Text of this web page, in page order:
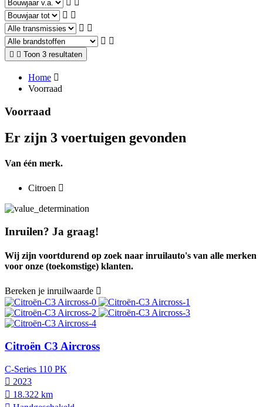
Toon 3 resultaten
Home
Voorraad
Voorraad
Er zijn 3 voertuigen gevonden
Van één merk.
Citroen
Inruilen? Ja graag!
Wij zijn voortdurend op zoek naar inruilauto's van alle merken
voor onze (toekomstige) klanten.
Bereken je inruilwaarde
Citroën C3 Aircross
C-Series 110 PK
2023
18.322 km